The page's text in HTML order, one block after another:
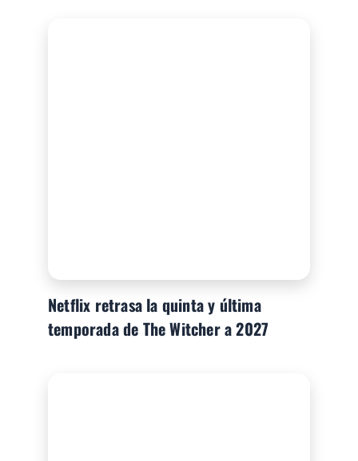
Netflix retrasa la quinta y última
temporada de The Witcher a 2027